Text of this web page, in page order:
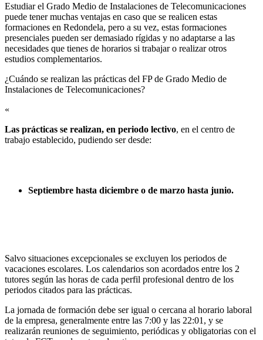
Estudiar el Grado Medio de Instalaciones de Telecomunicaciones
puede tener muchas ventajas en caso que se realicen estas
formaciones en Redondela, pero a su vez, estas formaciones
presenciales pueden ser demasiado rígidas y no adaptarse a las
necesidades que tienes de horarios si trabajar o realizar otros
estudios complementarios.
¿Cuándo se realizan las prácticas del FP de Grado Medio de
Instalaciones de Telecomunicaciones?​
«
Las prácticas se realizan, en periodo lectivo, en el centro de
trabajo establecido, pudiendo ser desde:
Septiembre hasta diciembre o de marzo hasta junio.
Salvo situaciones excepcionales se excluyen los periodos de
vacaciones escolares. Los calendarios son acordados entre los 2
tutores según las horas de cada perfil profesional dentro de los
periodos citados para las prácticas.
La jornada de formación debe ser igual o cercana al horario laboral
de la empresa, generalmente entre las 7:00 y las 22:01, y se
realizarán reuniones de seguimiento, periódicas y obligatorias con el